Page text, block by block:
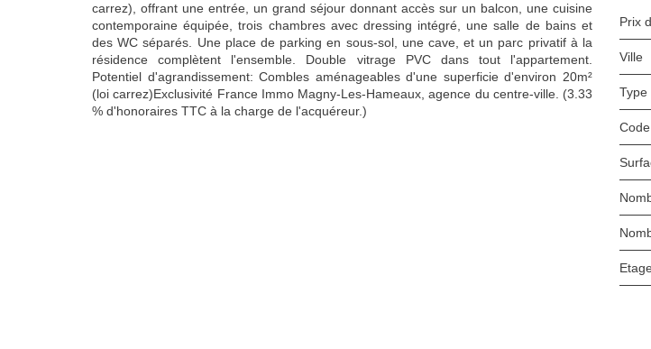
carrez), offrant une entrée, un grand séjour donnant accès sur un balcon, une cuisine
contemporaine équipée, trois chambres avec dressing intégré, une salle de bains et
des WC séparés. Une place de parking en sous-sol, une cave, et un parc privatif à la
résidence complètent l'ensemble. Double vitrage PVC dans tout l'appartement.
Potentiel d'agrandissement: Combles aménageables d'une superficie d'environ 20m²
(loi carrez)Exclusivité France Immo Magny-Les-Hameaux, agence du centre-ville. (3.33
% d'honoraires TTC à la charge de l'acquéreur.)
Prix
Ville